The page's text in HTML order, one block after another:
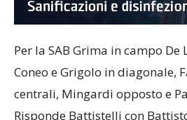
Per la SAB Grima in campo De
Coneo e Grigolo in diagonale,